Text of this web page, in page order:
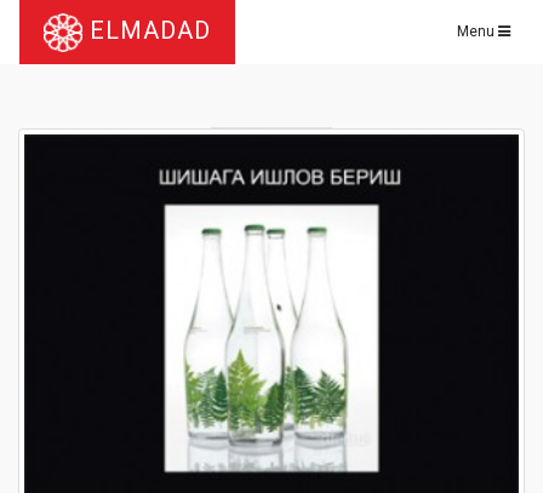
ELMADAD Menu